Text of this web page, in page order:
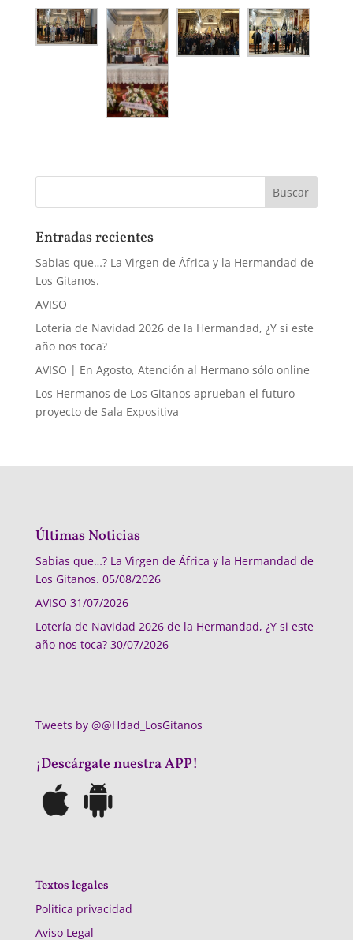
Entradas recientes
Sabias que…? La Virgen de África y la Hermandad de
Los Gitanos.
AVISO
Lotería de Navidad 2026 de la Hermandad, ¿Y si este
año nos toca?
AVISO | En Agosto, Atención al Hermano sólo online
Los Hermanos de Los Gitanos aprueban el futuro
proyecto de Sala Expositiva
Últimas Noticias
Sabias que…? La Virgen de África y la Hermandad de
Los Gitanos. 05/08/2026
AVISO 31/07/2026
Lotería de Navidad 2026 de la Hermandad, ¿Y si este
año nos toca? 30/07/2026
Tweets by @@Hdad_LosGitanos
¡Descárgate nuestra APP!
Textos legales
Politica privacidad
Aviso Legal